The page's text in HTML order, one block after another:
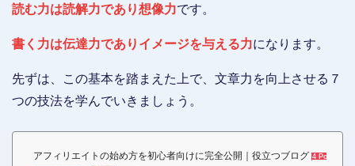
読む力は読解力であり想像力です。
書く力は伝達力でありイメージを与える力になります。
先ずは、この基本を踏まえた上で、文章力を向上させる７
つの技法を学んでいきましょう。
アフィリエイトの始め方を初心者向けに完全公開｜役立つブログ 4 Pockets